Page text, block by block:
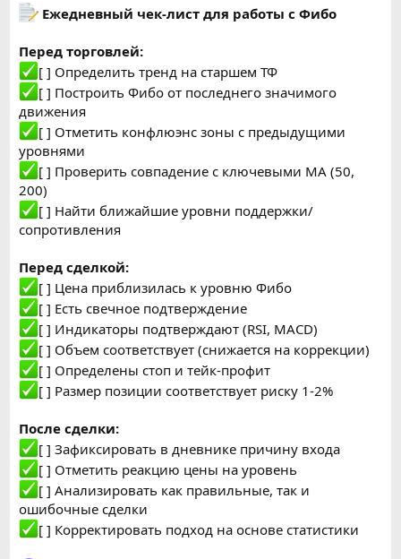
Ежедневный чек-лист для работы с Фибо
Перед торговлей:
[ ] Определить тренд на старшем ТФ
[ ] Построить Фибо от последнего значимого
движения
[ ] Отметить конфлюэнс зоны с предыдущими
уровнями
[ ] Проверить совпадение с ключевыми МА (50,
200)
[ ] Найти ближайшие уровни поддержки/
сопротивления
Перед сделкой:
[ ] Цена приблизилась к уровню Фибо
[ ] Есть свечное подтверждение
[ ] Индикаторы подтверждают (RSI, MACD)
[ ] Объем соответствует (снижается на коррекции)
[ ] Определены стоп и тейк-профит
[ ] Размер позиции соответствует риску 1-2%
После сделки:
[ ] Зафиксировать в дневнике причину входа
[ ] Отметить реакцию цены на уровень
[ ] Анализировать как правильные, так и
ошибочные сделки
[ ] Корректировать подход на основе статистики